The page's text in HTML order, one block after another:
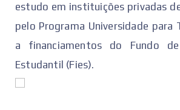
estudo em instituições privadas
pelo Programa Universidade para
a financiamentos do Fundo de
Estudantil (Fies).